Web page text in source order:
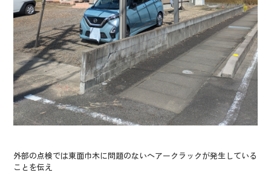
外部の点検では東面巾木に問題のないヘアークラックが発生している
ことを伝え